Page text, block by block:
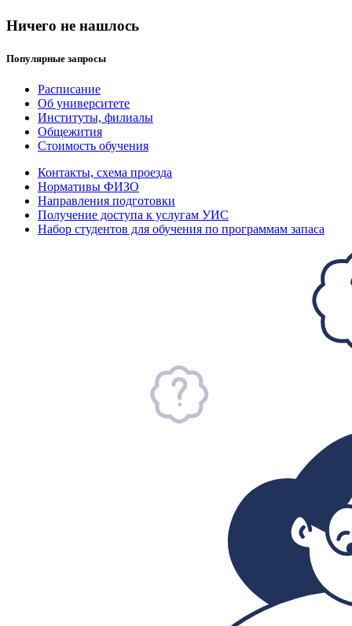
Ничего не нашлось
Популярные запросы
Расписание
Об университете
Институты, филиалы
Общежития
Стоимость обучения
Контакты, схема проезда
Нормативы ФИЗО
Направления подготовки
Получение доступа к услугам УИС
Набор студентов для обучения по программам запаса